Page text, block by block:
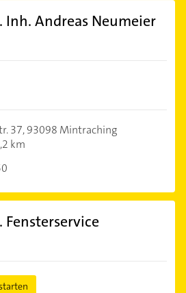
Inh. Andreas Neumeier
37,93098 Mintraching
km
Fensterservice